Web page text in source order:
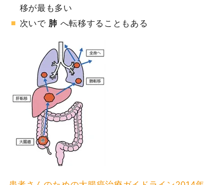
移が最も多い
次いで 肺 へ転移することもある